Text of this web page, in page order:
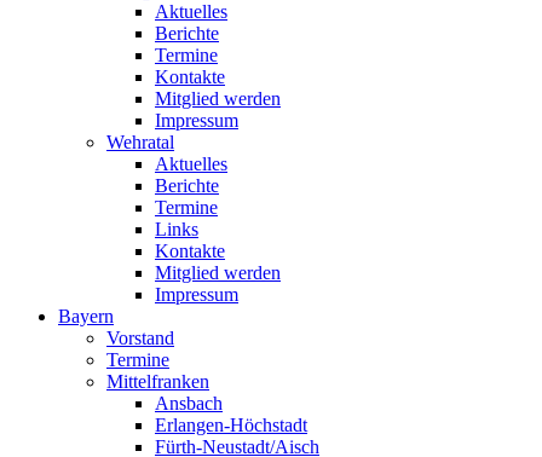
Aktuelles
Berichte
Termine
Kontakte
Mitglied werden
Impressum
Wehratal
Aktuelles
Berichte
Termine
Links
Kontakte
Mitglied werden
Impressum
Bayern
Vorstand
Termine
Mittelfranken
Ansbach
Erlangen-Höchstadt
Fürth-Neustadt/Aisch